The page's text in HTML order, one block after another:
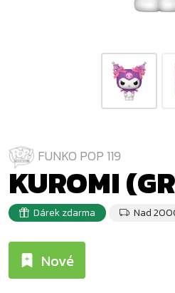
FUNKO POP 119
KUROMI
Dárek zdarma Nad
Nové